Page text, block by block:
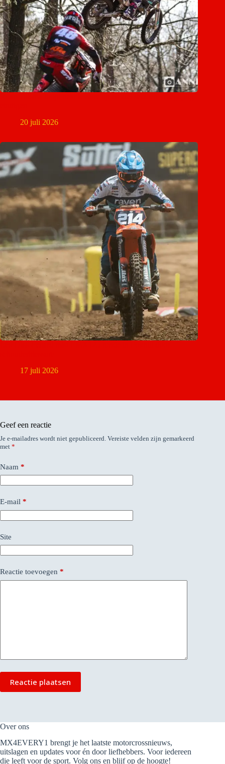
20 juli 2026
17 juli 2026
Geef een reactie
Je e-mailadres wordt niet gepubliceerd. Vereiste velden zijn gemarkeerd
met *
Naam *
E-mail *
Site
Reactie toevoegen *
Reactie plaatsen
Over ons
MX4EVERY1 brengt je het laatste motorcrossnieuws,
uitslagen en updates voor én door liefhebbers. Voor iedereen
die leeft voor de sport. Volg ons en blijf op de hoogte!